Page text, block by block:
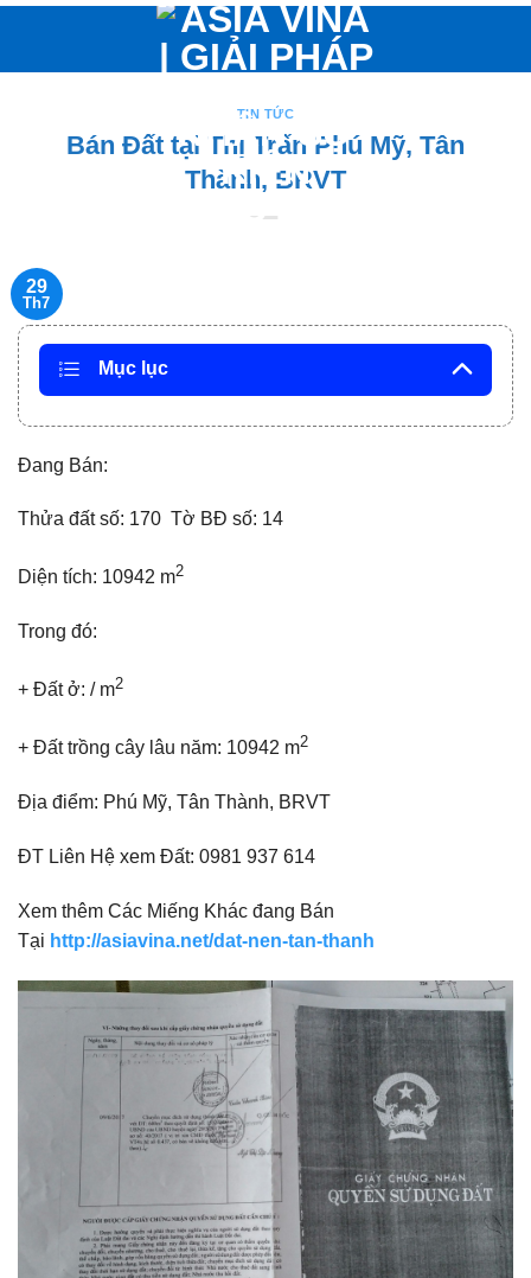
nội
TIN TỨC
Bán Đất tại Thị Trấn Phú Mỹ, Tân
Thành, BRVT
29
Th7
Mục lục
Đang Bán:
Thửa đất số: 170 Tờ BĐ số: 14
Diện tích: 10942 m2
Trong đó:
+ Đất ở: / m2
+ Đất trồng cây lâu năm: 10942 m2
Địa điểm: Phú Mỹ, Tân Thành, BRVT
ĐT Liên Hệ xem Đất: 0981 937 614
Xem thêm Các Miếng Khác đang Bán
Tại http://asiavina.net/dat-nen-tan-thanh